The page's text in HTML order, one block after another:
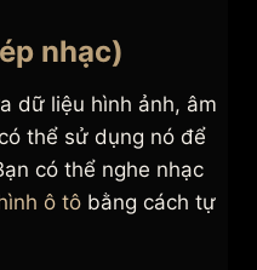
nhạc)
dữ liệu hình ảnh, âm
thể sử dụng nó để
có thể nghe nhạc
ô tô bằng cách tự